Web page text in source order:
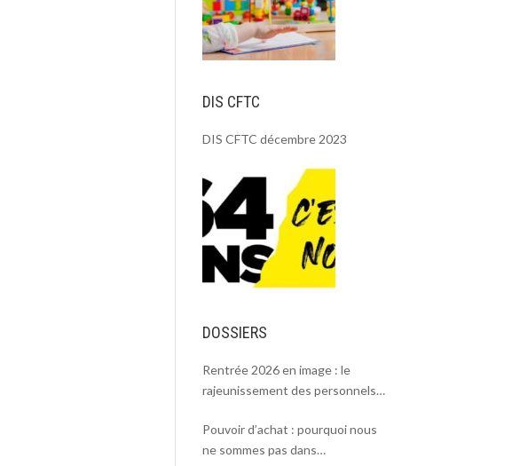
DIS CFTC
DIS CFTC décembre 2023
DOSSIERS
Rentrée 2026 en image : le
rajeunissement des personnels
Pouvoir d’achat : pourquoi nous
ne sommes pas dans